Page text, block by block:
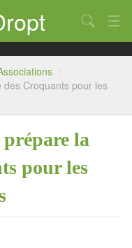
Chercher
/
Croquants pour les
prépare la
pour les